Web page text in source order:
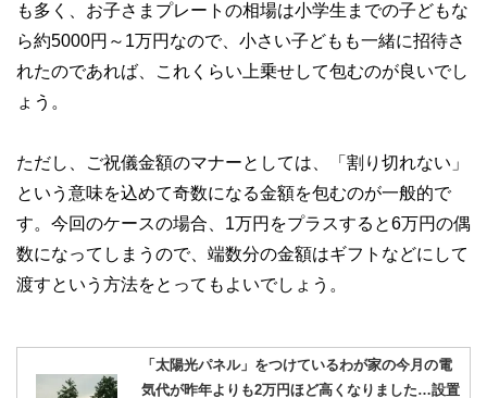
も多く、お子さまプレートの相場は小学生までの子どもな
ら約5000円～1万円なので、小さい子どもも一緒に招待さ
れたのであれば、これくらい上乗せして包むのが良いでし
ょう。
ただし、ご祝儀金額のマナーとしては、「割り切れない」
という意味を込めて奇数になる金額を包むのが一般的で
す。今回のケースの場合、1万円をプラスすると6万円の偶
数になってしまうので、端数分の金額はギフトなどにして
渡すという方法をとってもよいでしょう。
「太陽光パネル」をつけているわが家の今月の電
気代が昨年よりも2万円ほど高くなりました…設置